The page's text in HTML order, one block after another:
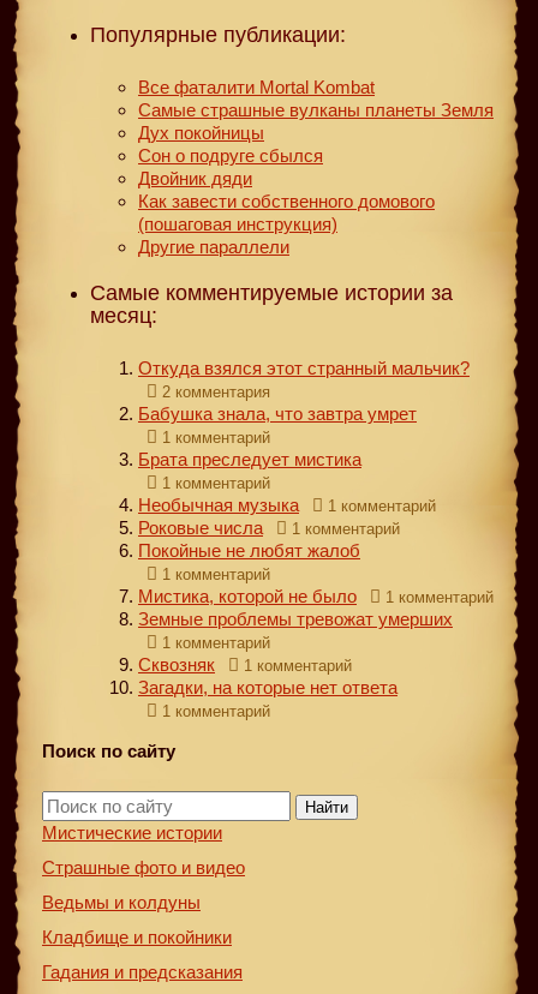
Популярные публикации:
Все фаталити Mortal Kombat
Самые страшные вулканы планеты Земля
Дух покойницы
Сон о подруге сбылся
Двойник дяди
Как завести собственного домового
(пошаговая инструкция)
Другие параллели
Самые комментируемые истории за
месяц:
Откуда взялся этот странный мальчик?
2 комментария
Бабушка знала, что завтра умрет
1 комментарий
Брата преследует мистика
1 комментарий
Необычная музыка 1 комментарий
Роковые числа 1 комментарий
Покойные не любят жалоб
1 комментарий
Мистика, которой не было 1 комментарий
Земные проблемы тревожат умерших
1 комментарий
Сквозняк 1 комментарий
Загадки, на которые нет ответа
1 комментарий
Поиск по сайту
Найти
Мистические истории
Страшные фото и видео
Ведьмы и колдуны
Кладбище и покойники
Гадания и предсказания